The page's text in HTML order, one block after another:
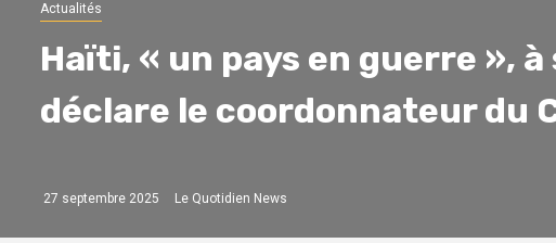
Actualités
Haïti, « un pays en guerre »,
déclare le coordonnateur du
27 septembre 2025 Le Quotidien News